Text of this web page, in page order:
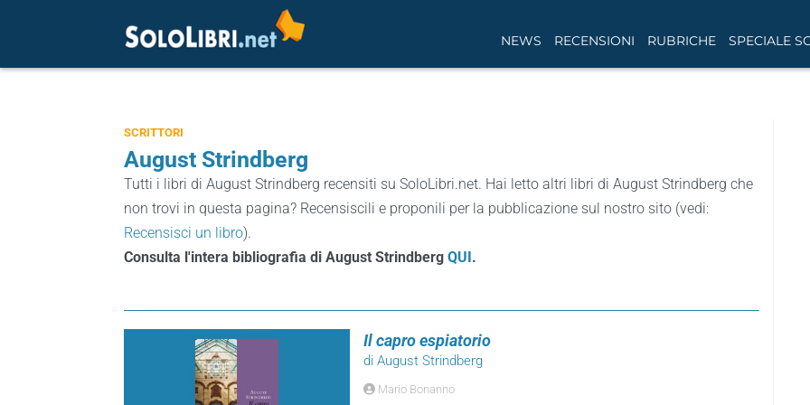
NEWS RECENSIONI RUBRICHE SPECIALE
SCRITTORI
August Strindberg
Tutti i libri di August Strindberg recensiti su SoloLibri.net. Hai letto altri libri di August Strindberg che
non trovi in questa pagina? Recensiscili e proponili per la pubblicazione sul nostro sito (vedi:
Recensisci un libro).
Consulta l'intera bibliografia di August Strindberg QUI.
Il capro espiatorio
di August Strindberg
Mario Bonanno